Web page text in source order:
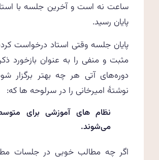
ساعت نه است و آخرین جلسه با
پایان رسید.
پایان جلسه وقتی استاد درخواست
مثبت و منفی را به عنوان بازخورد
دوره‌های آتی هر چه بهتر برگزار
نوشتهٔ امیرخانی را در سرلوحه ها که:
نظام های آموزشی برای
می‌شوند.
اگر چه مطالب خوبی در جلسات